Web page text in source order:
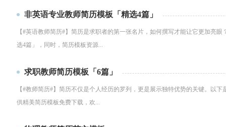
非英语专业教师简历模板「精选4篇」
【#英语教师简历#】简历是求职者的第一张名片，如何撰写才能让它更加亮
选4篇」，同时，简历模板资源...
求职教师简历模板「6篇」
【#教师简历#】简历不仅是个人经历的罗列，更是展示独特优势的关键。以
供精美简历模板免费下载，欢...